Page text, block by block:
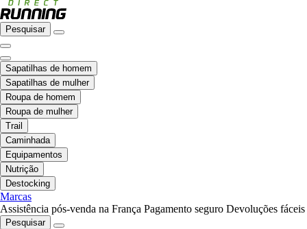
Pesquisar
Sapatilhas de homem
Sapatilhas de mulher
Roupa de homem
Roupa de mulher
Trail
Caminhada
Equipamentos
Nutrição
Destocking
Marcas
Assistência pós-venda na França Pagamento seguro Devoluções fáceis
Pesquisar